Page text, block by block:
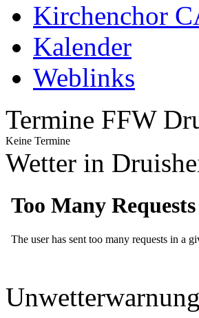
Kirchenchor
Kalender
Weblinks
Termine FFW
Keine Termine
Wetter in